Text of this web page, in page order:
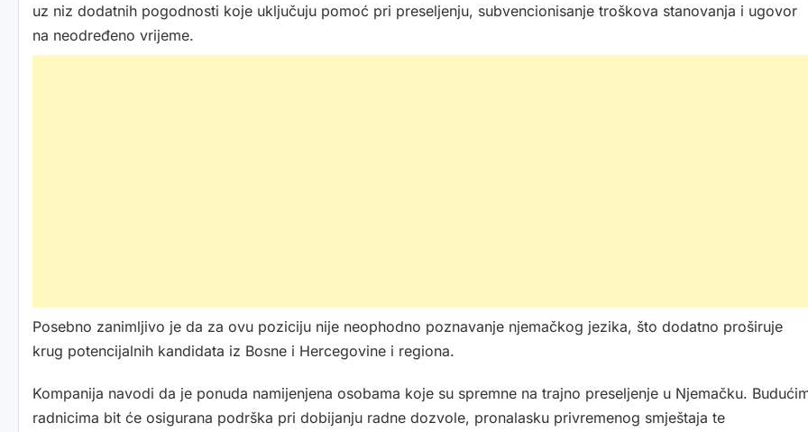
uz niz dodatnih pogodnosti koje uključuju pomoć pri preseljenju, subvencionisanje troškova stanovanja i ugovor
na neodređeno vrijeme.
Posebno zanimljivo je da za ovu poziciju nije neophodno poznavanje njemačkog jezika, što dodatno proširuje
krug potencijalnih kandidata iz Bosne i Hercegovine i regiona.
Kompanija navodi da je ponuda namijenjena osobama koje su spremne na trajno preseljenje u Njemačku.
radnicima bit će osigurana podrška pri dobijanju radne dozvole, pronalasku privremenog smještaja te